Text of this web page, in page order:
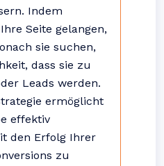
Indem
Seite gelangen,
sie suchen,
dass sie zu
Leads werden.
ermöglicht
effektiv
den Erfolg Ihrer
zu